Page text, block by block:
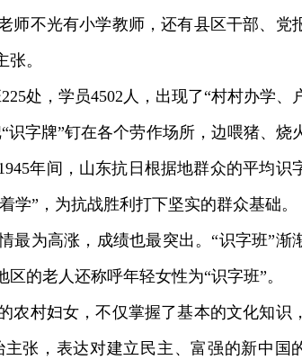
师不光有小学教师，还有县区干部、党
。
处，学员4502人，出现了“村村办学、
字牌”钉在各个劳作场所，边喂猪、烧
年间，山东抗日根据地群众的平均识
学”，为抗战胜利打下坚实的群众基础。
为高涨，成绩也最突出。“识字班”渐
的老人还称呼年轻女性为“识字班”。
村妇女，不仅掌握了基本的文化知识
张，表达对建立民主、富强的新中国